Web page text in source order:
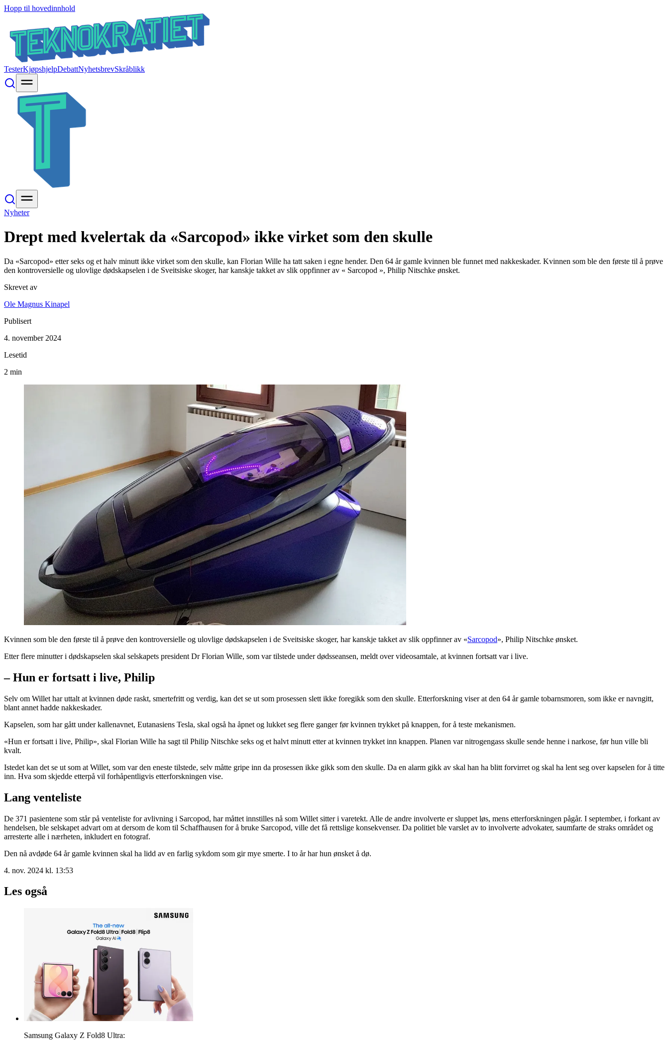
Hopp til hovedinnhold
TesterKjøpshjelpDebattNyhetsbrevSkråblikk
Nyheter
Drept med kvelertak da «Sarcopod» ikke virket som den skulle
Da «Sarcopod» etter seks og et halv minutt ikke virket som den skulle, kan Florian Wille ha tatt saken i egne hender. Den 64 år gamle kvinnen ble funnet med nakkeskader. Kvinnen som ble den første til å prøve
den kontroversielle og ulovlige dødskapselen i de Sveitsiske skoger, har kanskje takket av slik oppfinner av « Sarcopod », Philip Nitschke ønsket.
Skrevet av
Ole Magnus Kinapel
Publisert
4. november 2024
Lesetid
2 min
Kvinnen som ble den første til å prøve den kontroversielle og ulovlige dødskapselen i de Sveitsiske skoger, har kanskje takket av slik oppfinner av «Sarcopod», Philip Nitschke ønsket.
Etter flere minutter i dødskapselen skal selskapets president Dr Florian Wille, som var tilstede under dødsseansen, meldt over videosamtale, at kvinnen fortsatt var i live.
– Hun er fortsatt i live, Philip
Selv om Willet har uttalt at kvinnen døde raskt, smertefritt og verdig, kan det se ut som prosessen slett ikke foregikk som den skulle. Etterforskning viser at den 64 år gamle tobarnsmoren, som ikke er navngitt,
blant annet hadde nakkeskader.
Kapselen, som har gått under kallenavnet, Eutanasiens Tesla, skal også ha åpnet og lukket seg flere ganger før kvinnen trykket på knappen, for å teste mekanismen.
«Hun er fortsatt i live, Philip», skal Florian Wille ha sagt til Philip Nitschke seks og et halvt minutt etter at kvinnen trykket inn knappen. Planen var nitrogengass skulle sende henne i narkose, før hun ville bli
kvalt.
Istedet kan det se ut som at Willet, som var den eneste tilstede, selv måtte gripe inn da prosessen ikke gikk som den skulle. Da en alarm gikk av skal han ha blitt forvirret og skal ha lent seg over kapselen for å titte
inn. Hva som skjedde etterpå vil forhåpentligvis etterforskningen vise.
Lang venteliste
De 371 pasientene som står på venteliste for avlivning i Sarcopod, har måttet innstilles nå som Willet sitter i varetekt. Alle de andre involverte er sluppet løs, mens etterforskningen pågår. I september, i forkant av
hendelsen, ble selskapet advart om at dersom de kom til Schaffhausen for å bruke Sarcopod, ville det få rettslige konsekvenser. Da politiet ble varslet av to involverte advokater, saumfarte de straks området og
arresterte alle i nærheten, inkludert en fotograf.
Den nå avdøde 64 år gamle kvinnen skal ha lidd av en farlig sykdom som gir mye smerte. I to år har hun ønsket å dø.
4. nov. 2024 kl. 13:53
Les også
Samsung Galaxy Z Fold8 Ultra: